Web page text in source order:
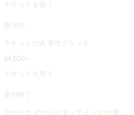
チケットを買う
販売中
チケットぴあ 学生チケット
¥4,000~
チケットを買う
受付終了
ローチケ オールスタンディング 一般